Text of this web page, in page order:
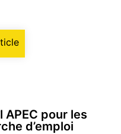
pour les
d’emploi